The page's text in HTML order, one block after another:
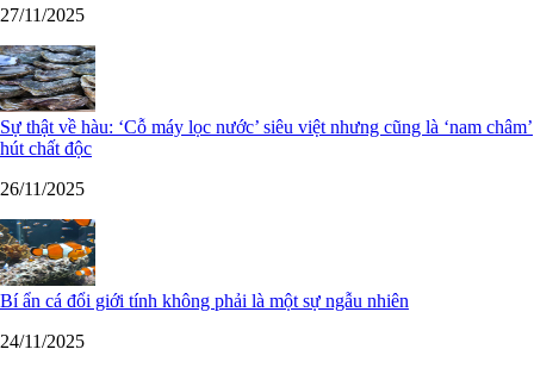
27/11/2025
Sự thật về hàu: ‘Cỗ máy lọc nước’ siêu việt nhưng cũng là ‘nam châm’
hút chất độc
26/11/2025
Bí ẩn cá đổi giới tính không phải là một sự ngẫu nhiên
24/11/2025